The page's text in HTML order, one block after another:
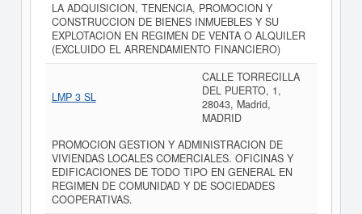
LA ADQUISICION, TENENCIA, PROMOCION Y
CONSTRUCCION DE BIENES INMUEBLES Y SU
EXPLOTACION EN REGIMEN DE VENTA O ALQUILER
(EXCLUIDO EL ARRENDAMIENTO FINANCIERO)
LMP 3 SL
CALLE TORRECILLA
DEL PUERTO, 1,
28043, Madrid,
MADRID
PROMOCION GESTION Y ADMINISTRACION DE
VIVIENDAS LOCALES COMERCIALES. OFICINAS Y
EDIFICACIONES DE TODO TIPO EN GENERAL EN
REGIMEN DE COMUNIDAD Y DE SOCIEDADES
COOPERATIVAS.